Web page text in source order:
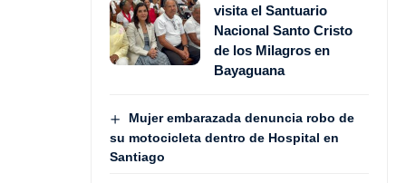
visita el Santuario
Nacional Santo Cristo
de los Milagros en
Bayaguana
Mujer embarazada denuncia robo de
su motocicleta dentro de Hospital en
Santiago